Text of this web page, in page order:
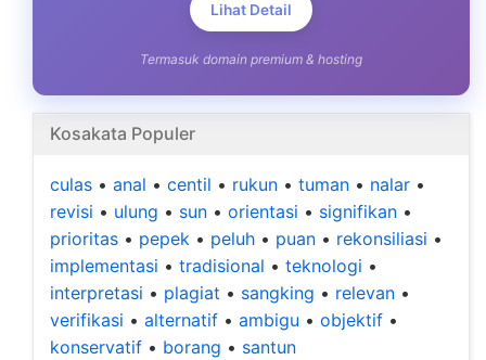
Lihat Detail
Termasuk domain premium & hosting
Kosakata Populer
culas • anal • centil • rukun • tuman • nalar •
revisi • ulung • sun • orientasi • signifikan •
prioritas • pepek • peluh • puan • rekonsiliasi •
implementasi • tradisional • teknologi •
interpretasi • plagiat • sangking • relevan •
verifikasi • alternatif • ambigu • objektif •
konservatif • borang • santun